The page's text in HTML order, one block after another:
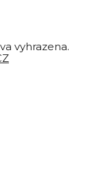
vyhrazena.